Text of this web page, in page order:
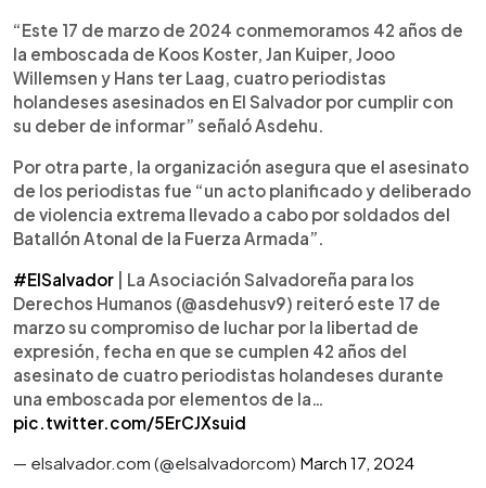
“Este 17 de marzo de 2024 conmemoramos 42 años de
la emboscada de Koos Koster, Jan Kuiper, Jooo
Willemsen y Hans ter Laag, cuatro periodistas
holandeses asesinados en El Salvador por cumplir con
su deber de informar” señaló Asdehu.
Por otra parte, la organización asegura que el asesinato
de los periodistas fue “un acto planificado y deliberado
de violencia extrema llevado a cabo por soldados del
Batallón Atonal de la Fuerza Armada”.
#ElSalvador | La Asociación Salvadoreña para los
Derechos Humanos (@asdehusv9) reiteró este 17 de
marzo su compromiso de luchar por la libertad de
expresión, fecha en que se cumplen 42 años del
asesinato de cuatro periodistas holandeses durante
una emboscada por elementos de la…
pic.twitter.com/5ErCJXsuid
— elsalvador.com (@elsalvadorcom) March 17, 2024